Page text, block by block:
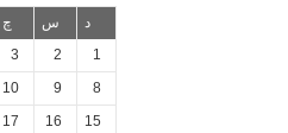
د
س چ
1
2
3
8
9
10
15
16
17